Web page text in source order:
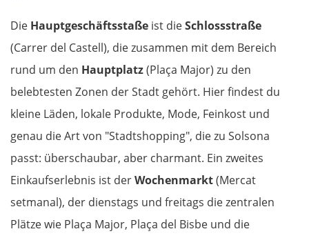
Die Hauptgeschäftsstaße ist dieSchlossstraße
(Carrer del Castell), die zusammen mit dem Bereich
rund um den Hauptplatz(Plaça Major) zu den
belebtesten Zonen der Stadt gehört. Hier findest du
kleine Läden, lokale Produkte, Mode, Feinkost und
genau die Art von "Stadtshopping", die zu Solsona
passt: überschaubar, aber charmant. Ein zweites
Einkaufserlebnis ist derWochenmarkt(Mercat
setmanal), der dienstags und freitags die zentralen
Plätze wie Plaça Major, Plaça del Bisbe und die